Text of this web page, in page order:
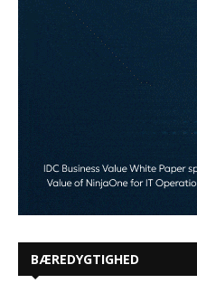
BÆREDYGTIGHED